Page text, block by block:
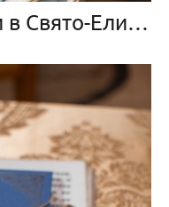
Крещение Настеньки в Свято-Елисаветинском монастыре